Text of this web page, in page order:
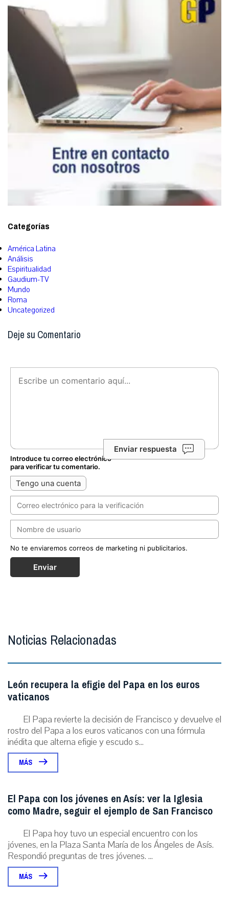
Categorías
América Latina
Análisis
Espiritualidad
Gaudium-TV
Mundo
Roma
Uncategorized
Deje su Comentario
Enviar respuesta
Introduce tu correo electrónico
para verificar tu comentario.
Tengo una cuenta
No te enviaremos correos de marketing ni publicitarios.
Enviar
Noticias Relacionadas
León recupera la efigie del Papa en los euros
vaticanos
El Papa revierte la decisión de Francisco y devuelve el
rostro del Papa a los euros vaticanos con una fórmula
inédita que alterna efigie y escudo s...
MÁS
El Papa con los jóvenes en Asís: ver la Iglesia
como Madre, seguir el ejemplo de San Francisco
El Papa hoy tuvo un especial encuentro con los
jóvenes, en la Plaza Santa María de los Ángeles de Asís.
Respondió preguntas de tres jóvenes. ...
MÁS